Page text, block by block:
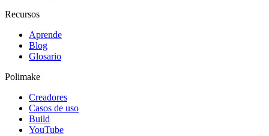
Recursos
Aprende
Blog
Glosario
Polimake
Creadores
Casos de uso
Build
YouTube